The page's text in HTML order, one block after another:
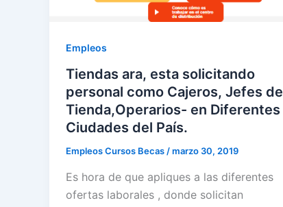
Empleos
Tiendas ara, esta solicitando
personal como Cajeros, Jefes de
Tienda,Operarios- en Diferentes
Ciudades del País.
Empleos Cursos Becas /marzo 30, 2019
Es hora de que apliques a las diferentes
ofertas laborales , donde solicitan